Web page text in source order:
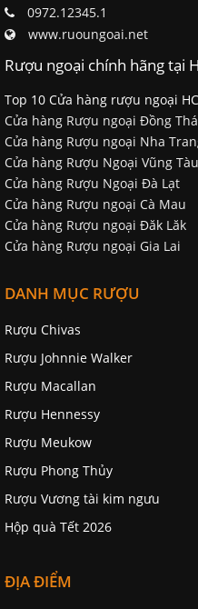
0972.12345.1
www.ruoungoai.net
Rượu ngoại chính hãng tại
Top 10 Cửa hàng rượu ngoại
Cửa hàng Rượu ngoại Đồng
Cửa hàng Rượu ngoại Nha
Cửa hàng Rượu Ngoại Vũng Tàu
Cửa hàng Rượu Ngoại Đà Lạt
Cửa hàng Rượu ngoại Cà Mau
Cửa hàng Rượu ngoại Đăk Lăk
Cửa hàng Rượu ngoại Gia Lai
DANH MỤC RƯỢU
Rượu Chivas
Rượu Johnnie Walker
Rượu Macallan
Rượu Hennessy
Rượu Meukow
Rượu Phong Thủy
Rượu Vương tài kim ngưu
Hộp quà Tết 2026
ĐỊA ĐIỂM